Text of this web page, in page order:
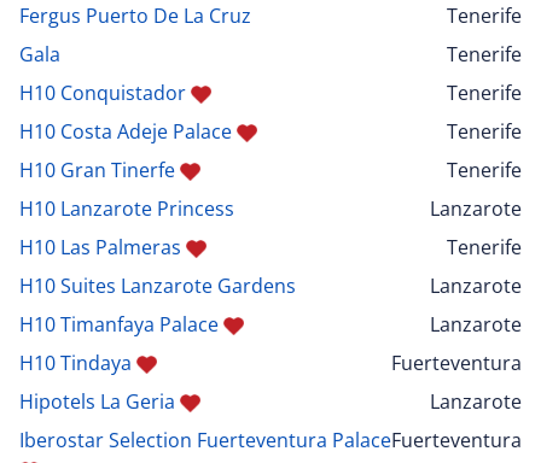
Fergus Puerto De La Cruz
Tenerife
Gala
Tenerife
H10 Conquistador
Tenerife
H10 Costa Adeje Palace
Tenerife
H10 Gran Tinerfe
Tenerife
H10 Lanzarote Princess
Lanzarote
H10 Las Palmeras
Tenerife
H10 Suites Lanzarote Gardens
Lanzarote
H10 Timanfaya Palace
Lanzarote
H10 Tindaya
Fuerteventura
Hipotels La Geria
Lanzarote
Iberostar Selection Fuerteventura PalaceFuerteventura